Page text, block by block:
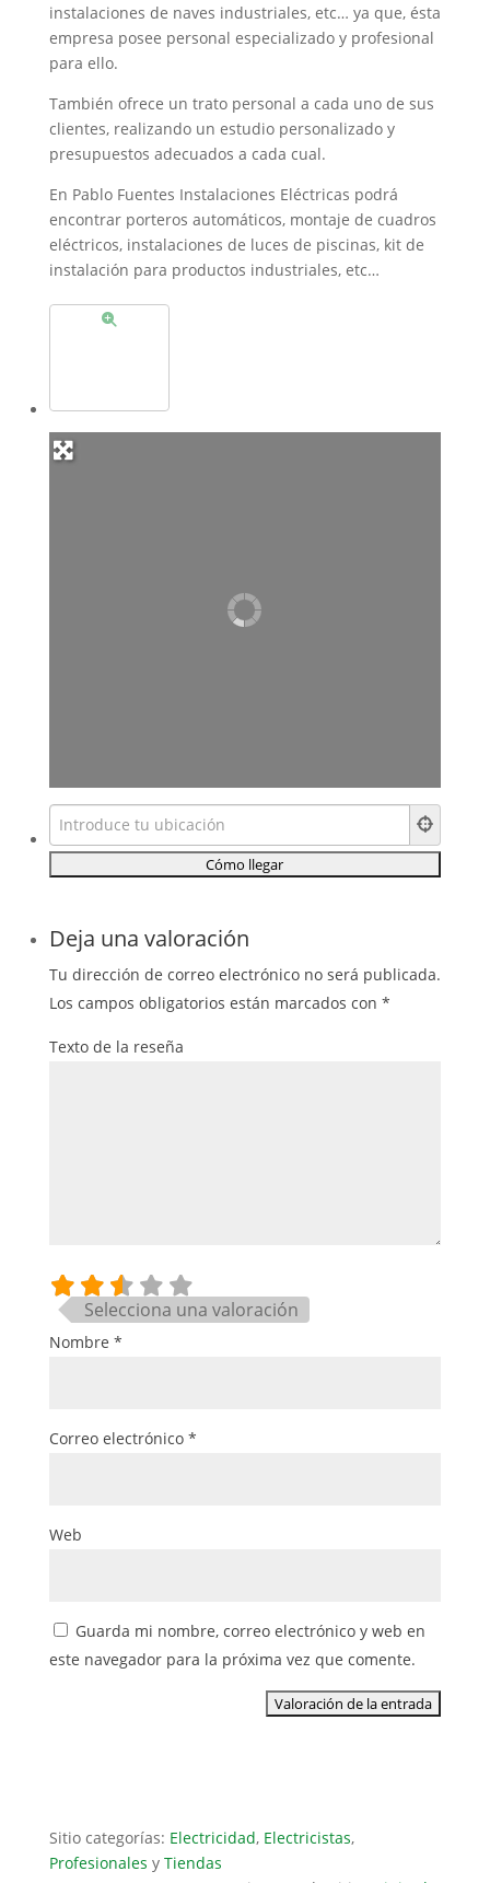
instalaciones de naves industriales, etc… ya que, ésta
empresa posee personal especializado y profesional
para ello.
También ofrece un trato personal a cada uno de sus
clientes, realizando un estudio personalizado y
presupuestos adecuados a cada cual.
En Pablo Fuentes Instalaciones Eléctricas podrá
encontrar porteros automáticos, montaje de cuadros
eléctricos, instalaciones de luces de piscinas, kit de
instalación para productos industriales, etc…
Deja una valoración
Tu dirección de correo electrónico no será publicada.
Los campos obligatorios están marcados con *
Texto de la reseña
Selecciona una valoración
Nombre *
Correo electrónico *
Web
Guarda mi nombre, correo electrónico y web en
este navegador para la próxima vez que comente.
Sitio categorías: Electricidad, Electricistas,
Profesionales y Tiendas